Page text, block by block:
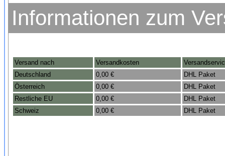
Informationen zum
Versand nach Versandkosten
Deutschland
0,00 €
DHL Paket
Österreich
0,00 €
DHL Paket
Restliche EU
0,00 €
DHL Paket
Schweiz
0,00 € DHL Paket